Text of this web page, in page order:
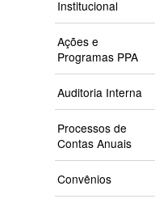
Institucional
Ações e
Programas PPA
Auditoria Interna
Processos de
Contas Anuais
Convênios